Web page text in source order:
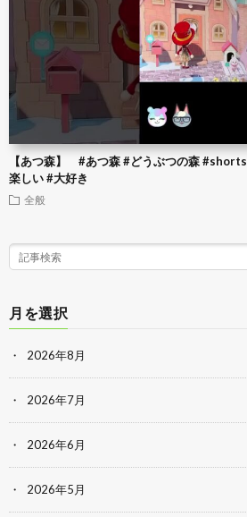
【あつ森】 #あつ森 #どうぶつの森
楽しい #大好き
全般
月を選択
2026年8月
2026年7月
2026年6月
2026年5月